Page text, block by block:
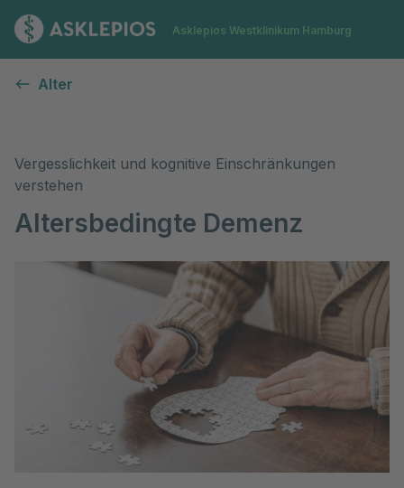
Zur Startseite
Asklepios Westklinikum Hamburg
Alter
Vergesslichkeit und kognitive Einschränkungen
verstehen
Altersbedingte Demenz